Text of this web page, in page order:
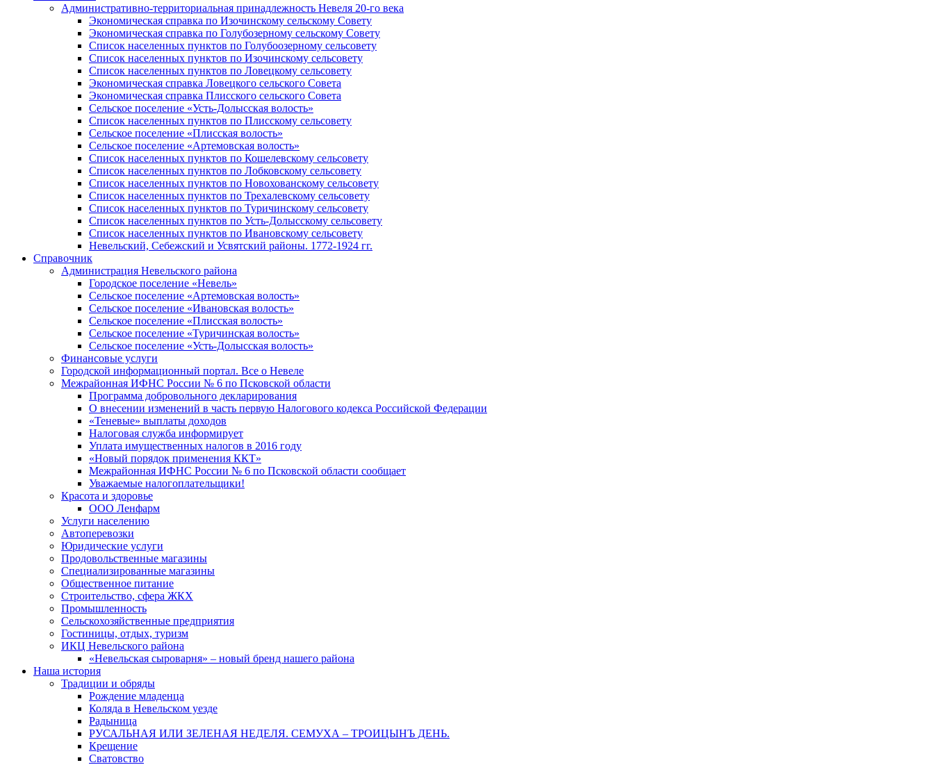
Административно-территориальная принадлежность Невеля 20-го века
Экономическая справка по Изочинскому сельскому Совету
Экономическая справка по Голубозерному сельскому Совету
Список населенных пунктов по Голубоозерному сельсовету
Список населенных пунктов по Изочинскому сельсовету
Список населенных пунктов по Ловецкому сельсовету
Экономическая справка Ловецкого сельского Совета
Экономическая справка Плисского сельского Совета
Сельское поселение «Усть-Долысская волость»
Список населенных пунктов по Плисскому сельсовету
Сельское поселение «Плисская волость»
Сельское поселение «Артемовская волость»
Список населенных пунктов по Кошелевскому сельсовету
Список населенных пунктов по Лобковскому сельсовету
Список населенных пунктов по Новохованскому сельсовету
Список населенных пунктов по Трехалевскому сельсовету
Список населенных пунктов по Туричинскому сельсовету
Список населенных пунктов по Усть-Долысскому сельсовету
Список населенных пунктов по Ивановскому сельсовету
Невельский, Себежский и Усвятский районы. 1772-1924 гг.
Справочник
Администрация Невельского района
Городское поселение «Невель»
Сельское поселение «Артемовская волость»
Сельское поселение «Ивановская волость»
Сельское поселение «Плисская волость»
Сельское поселение «Туричинская волость»
Сельское поселение «Усть-Долысская волость»
Финансовые услуги
Городской информационный портал. Все о Невеле
Межрайонная ИФНС России № 6 по Псковской области
Программа добровольного декларирования
О внесении изменений в часть первую Налогового кодекса Российской Федерации
«Теневые» выплаты доходов
Налоговая служба информирует
Уплата имущественных налогов в 2016 году
«Новый порядок применения ККТ»
Межрайонная ИФНС России № 6 по Псковской области сообщает
Уважаемые налогоплательщики!
Красота и здоровье
ООО Ленфарм
Услуги населению
Автоперевозки
Юридические услуги
Продовольственные магазины
Специализированные магазины
Общественное питание
Строительство, сфера ЖКХ
Промышленность
Сельскохозяйственные предприятия
Гостиницы, отдых, туризм
ИКЦ Невельского района
«Невельская сыроварня» – новый бренд нашего района
Наша история
Традиции и обряды
Рождение младенца
Коляда в Невельском уезде
Радыница
РУСАЛЬНАЯ ИЛИ ЗЕЛЕНАЯ НЕДЕЛЯ. СЕМУХА – ТРОИЦЫНЪ ДЕНЬ.
Крещение
Сватовство